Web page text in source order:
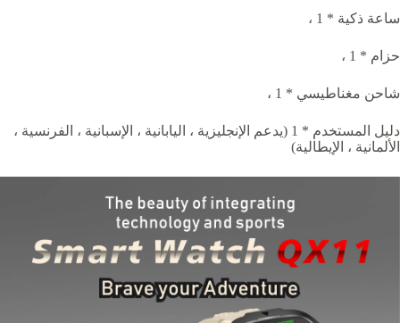
ساعة ذكية * 1 ،
حزام * 1 ،
شاحن مغناطيسي * 1 ،
دليل المستخدم * 1 (يدعم الإنجليزية ، اليابانية ، الإسبانية ، الفرنسية ،
الألمانية ، الإيطالية)